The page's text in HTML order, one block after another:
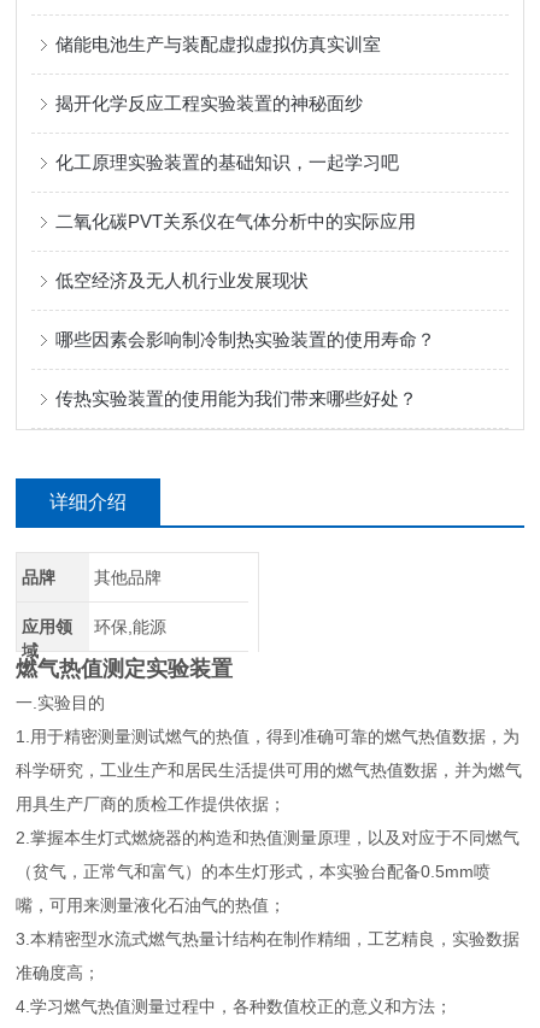
储能电池生产与装配虚拟虚拟仿真实训室
揭开化学反应工程实验装置的神秘面纱
化工原理实验装置的基础知识，一起学习吧
二氧化碳PVT关系仪在气体分析中的实际应用
低空经济及无人机行业发展现状
哪些因素会影响制冷制热实验装置的使用寿命？
传热实验装置的使用能为我们带来哪些好处？
详细介绍
品牌 其他品牌
应用领
域
环保,能源
燃气热值测定实验装置
一.实验目的
1.用于精密测量测试燃气的热值，得到准确可靠的燃气热值数据，为
科学研究，工业生产和居民生活提供可用的燃气热值数据，并为燃气
用具生产厂商的质检工作提供依据；
2.掌握本生灯式燃烧器的构造和热值测量原理，以及对应于不同燃气
（贫气，正常气和富气）的本生灯形式，本实验台配备0.5mm喷
嘴，可用来测量液化石油气的热值；
3.本精密型水流式燃气热量计结构在制作精细，工艺精良，实验数据
准确度高；
4.学习燃气热值测量过程中，各种数值校正的意义和方法；